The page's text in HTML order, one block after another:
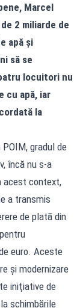
Marcel
2 miliarde de
apă şi
să se
locuitori nu
cu apă, iar
la
gradul de
încă nu s-a
acest context,
a transmis
de plată din
euro. Aceste
şi modernizare
iniţiative de
schimbările